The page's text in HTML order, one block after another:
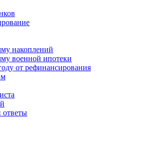
накоплений
военной ипотеки
от рефинансирования